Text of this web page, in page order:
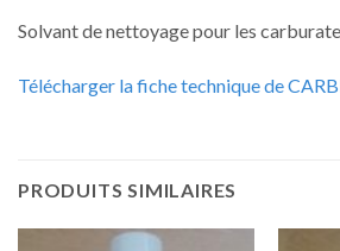
Solvant de nettoyage pour les
Télécharger la fiche technique de
PRODUITS SIMILAIRES